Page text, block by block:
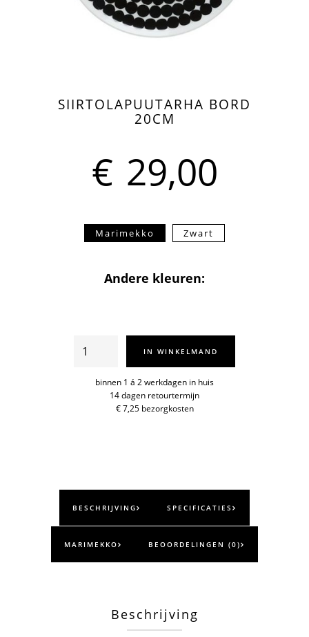
SIIRTOLAPUUTARHA BORD
20CM
€ 29,00
Marimekko Zwart
Andere kleuren:
Siirtolapuutarha
20cm
IN WINKELMAND
binnen 1 á 2 werkdagen in huis
14 dagen retourtermijn
€ 7,25 bezorgkosten
BESCHRIJVING SPECIFICATIES
MARIMEKKO BEOORDELINGEN (0)
Beschrijving